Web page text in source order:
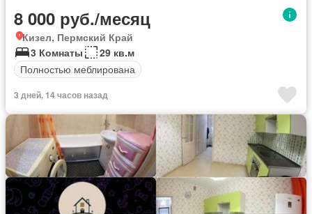
8 000 руб./месяц
Кизел, Пермский Край
3 Комнаты
29 кв.м
Полностью меблирована
3 дней, 14 часов назад